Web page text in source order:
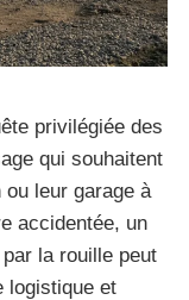
privilégiée des
qui souhaitent
ou leur garage à
accidentée, un
la rouille peut
logistique et